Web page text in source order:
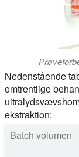
Nedenstående
omtrentlige
ekstraktion:
Batch volumen